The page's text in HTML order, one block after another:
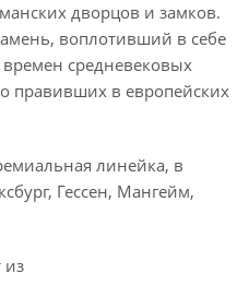
дворцов и замков.
воплотивший в себе
средневековых
правивших в европейских
линейка, в
Гессен, Мангейм,
из